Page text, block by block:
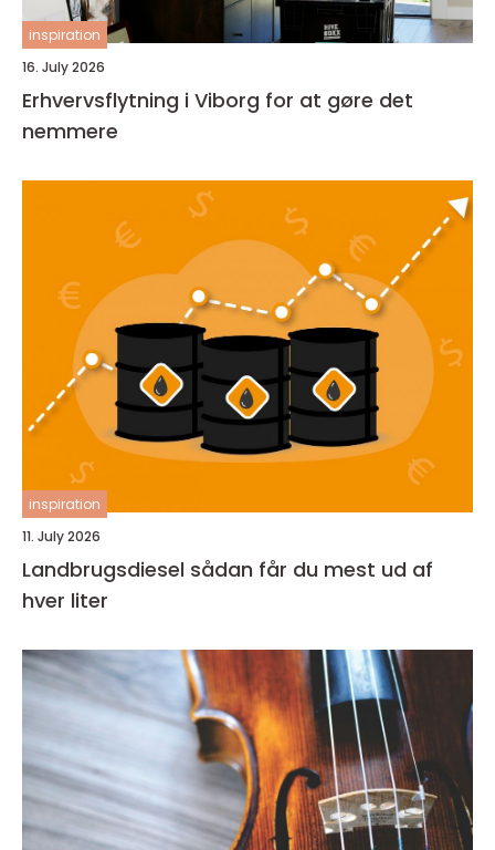
inspiration
16. July 2026
Erhvervsflytning i Viborg for at gøre det
nemmere
inspiration
11. July 2026
Landbrugsdiesel sådan får du mest ud af
hver liter